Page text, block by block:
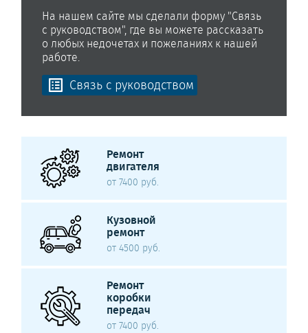
На нашем сайте мы сделали форму "Связь
с руководством", где вы можете рассказать
о любых недочетах и пожеланиях к нашей
работе.
Связь с руководством
Ремонт
двигателя
от 7400 руб.
Кузовной
ремонт
от 4500 руб.
Ремонт
коробки
передач
от 7400 руб.